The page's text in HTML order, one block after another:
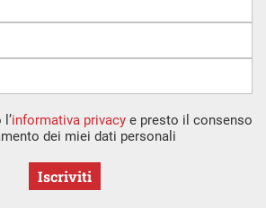
informativa privacy e presto il consenso
dei miei dati personali
Iscriviti